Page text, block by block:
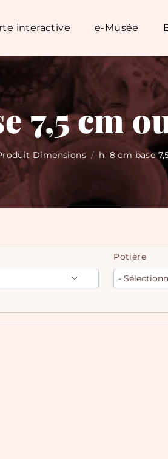
interactive e-Musée
7,5 cm
Dimensions / h. 8 cm base
Potière